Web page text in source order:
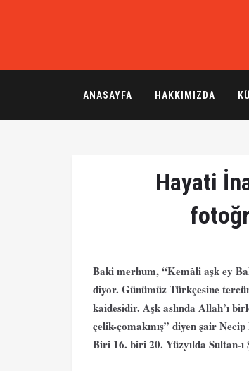
ANASAYFA HAKKIMIZDA
Hayati
Baki merhum, “Kemâli aşk ey
diyor. Günümüz Türkçesine
kaidesidir. Aşk aslında Allah’ı
çelik-çomakmış” diyen şair
Biri 16. biri 20. Yüzyılda Sultan-ı